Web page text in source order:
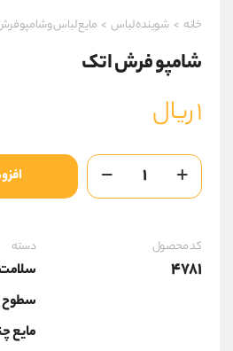
خانه > شوینده لباس > مایع لباس
شامپو فرش اتک
۱ریال
شامپو
فرش
اتک
کد محصول
4781
دسته
سطوح
مایع